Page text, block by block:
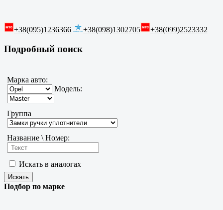
+38(095)1236366 +38(098)1302705 +38(099)2523332
Подробный поиск
Марка авто:
Модель:
Группа
Название \ Номер:
Искать в аналогах
Подбор по марке